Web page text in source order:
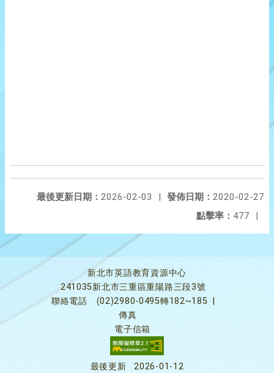
發佈日期： 2020-02-27
最後更新日期： 2026-02-03
|
點擊率： 477 |
新北市英語教育資源中心
241035新北市三重區重陽路三段3號
聯絡電話
(02)2980-0495轉182~185
傳真
電子信箱
最後更新 2026-01-12